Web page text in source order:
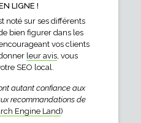
LIGNE !
noté sur ses différents
bien figurer dans les
vos clients
leur avis, vous
SEO local.
autant confiance aux
recommandations de
Engine Land)